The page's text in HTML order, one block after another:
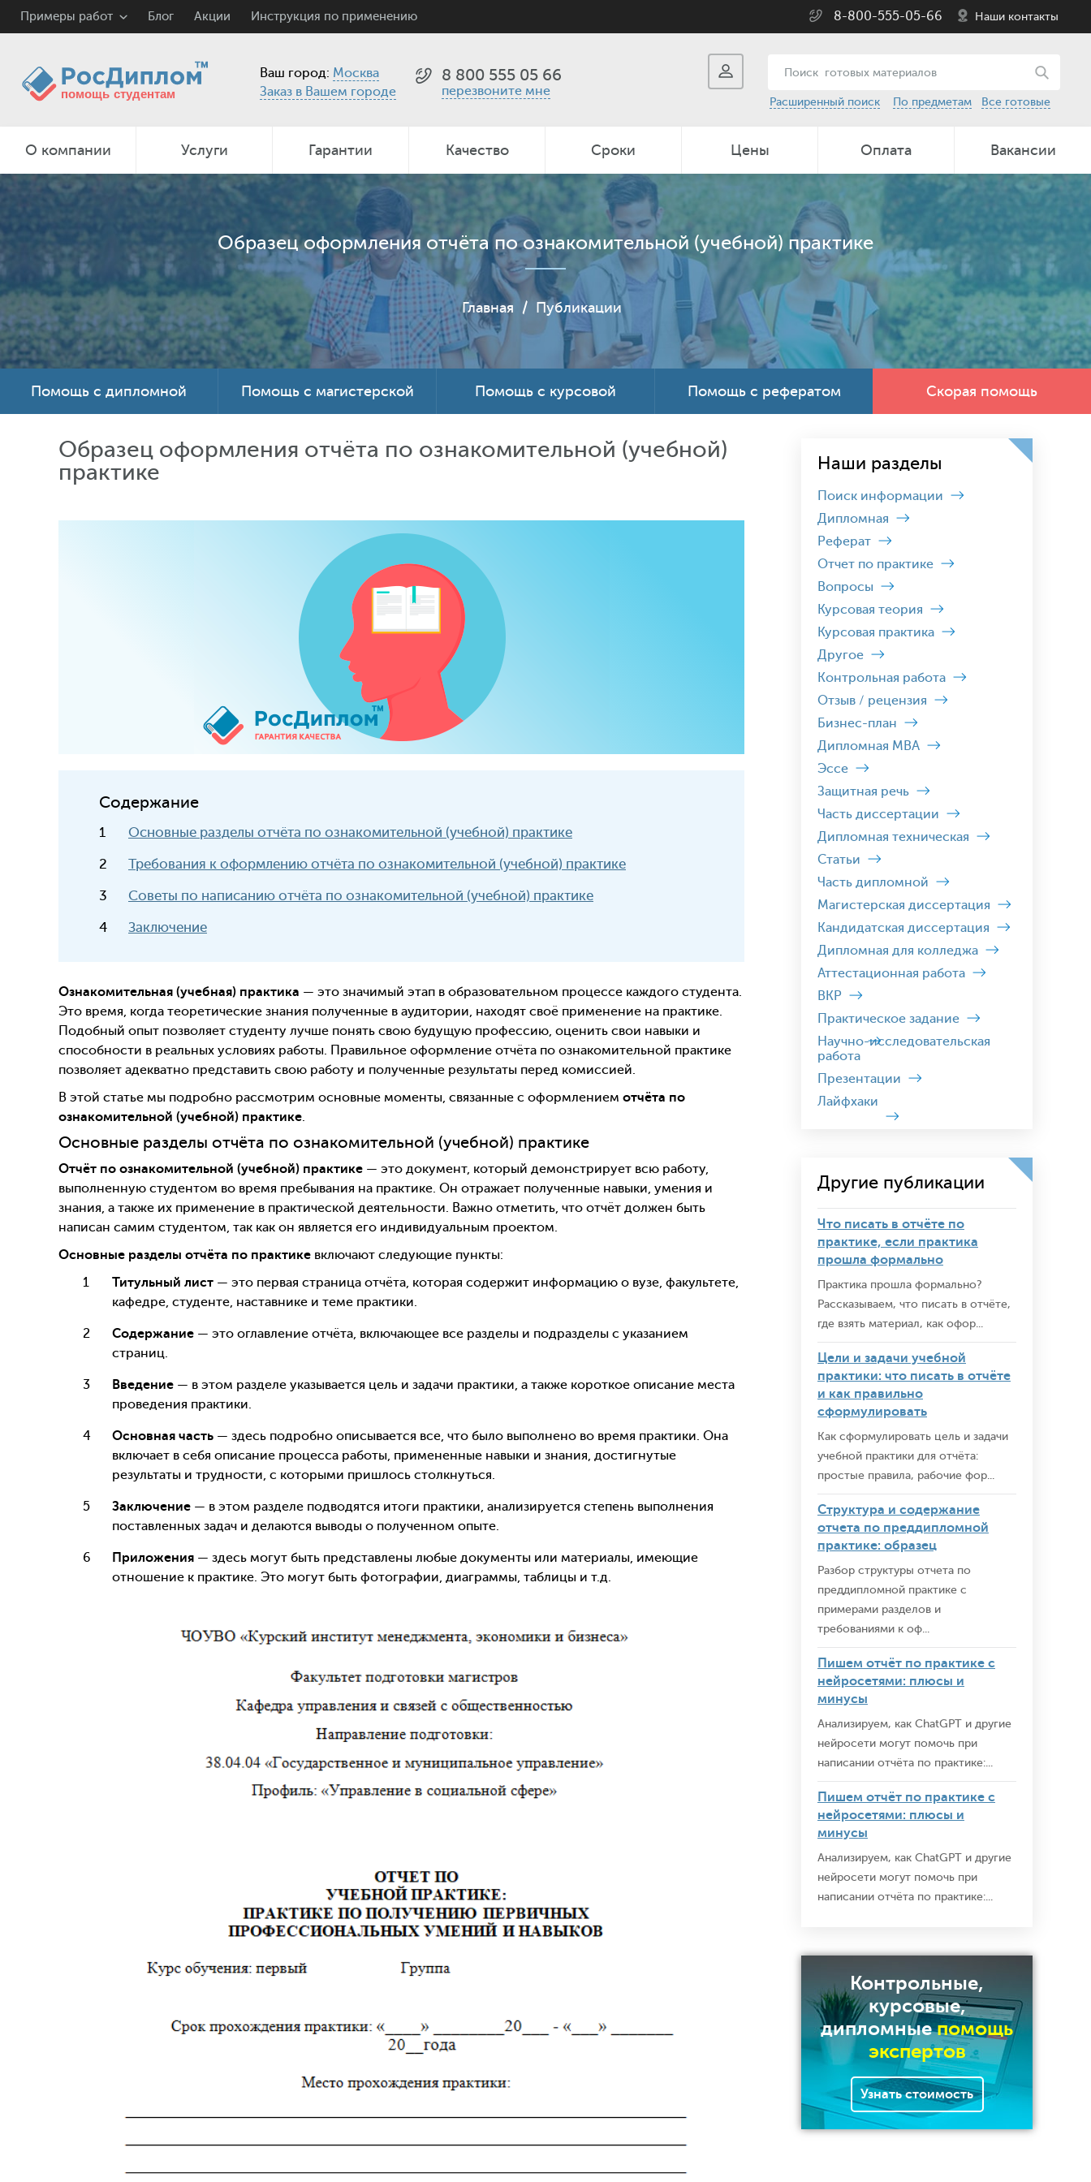
Примеры работ Блог Акции Инструкция по применению 8-800-555-05-66 Наши контакты
Ваш город: Москва
Заказ в Вашем городе
8 800 555 05 66
перезвоните мне
Расширенный поиск По предметам Все готовые
О компании Услуги Гарантии Качество Сроки Цены Оплата Вакансии
Образец оформления отчёта по ознакомительной (учебной) практике
Главная / Публикации
Помощь с дипломной Помощь с магистерской Помощь с курсовой Помощь с рефератом Скорая помощь
Образец оформления отчёта по ознакомительной (учебной)
практике
Содержание
Основные разделы отчёта по ознакомительной (учебной) практике
Требования к оформлению отчёта по ознакомительной (учебной) практике
Советы по написанию отчёта по ознакомительной (учебной) практике
Заключение
Ознакомительная (учебная) практика — это значимый этап в образовательном процессе каждого студента.
Это время, когда теоретические знания полученные в аудитории, находят своё применение на практике.
Подобный опыт позволяет студенту лучше понять свою будущую профессию, оценить свои навыки и
способности в реальных условиях работы. Правильное оформление отчёта по ознакомительной практике
позволяет адекватно представить свою работу и полученные результаты перед комиссией.
В этой статье мы подробно рассмотрим основные моменты, связанные с оформлением отчёта по
ознакомительной (учебной) практике.
Основные разделы отчёта по ознакомительной (учебной) практике
Отчёт по ознакомительной (учебной) практике — это документ, который демонстрирует всю работу,
выполненную студентом во время пребывания на практике. Он отражает полученные навыки, умения и
знания, а также их применение в практической деятельности. Важно отметить, что отчёт должен быть
написан самим студентом, так как он является его индивидуальным проектом.
Основные разделы отчёта по практике включают следующие пункты:
Титульный лист — это первая страница отчёта, которая содержит информацию о вузе, факультете,
кафедре, студенте, наставнике и теме практики.
Содержание — это оглавление отчёта, включающее все разделы и подразделы с указанием
страниц.
Введение — в этом разделе указывается цель и задачи практики, а также короткое описание места
проведения практики.
Основная часть — здесь подробно описывается все, что было выполнено во время практики. Она
включает в себя описание процесса работы, примененные навыки и знания, достигнутые
результаты и трудности, с которыми пришлось столкнуться.
Заключение — в этом разделе подводятся итоги практики, анализируется степень выполнения
поставленных задач и делаются выводы о полученном опыте.
Приложения — здесь могут быть представлены любые документы или материалы, имеющие
отношение к практике. Это могут быть фотографии, диаграммы, таблицы и т.д.
Наши разделы
Поиск информации
Дипломная
Реферат
Отчет по практике
Вопросы
Курсовая теория
Курсовая практика
Другое
Контрольная работа
Отзыв / рецензия
Бизнес-план
Дипломная MBA
Эссе
Защитная речь
Часть диссертации
Дипломная техническая
Статьи
Часть дипломной
Магистерская диссертация
Кандидатская диссертация
Дипломная для колледжа
Аттестационная работа
ВКР
Практическое задание
Научно-исследовательская
работа
Презентации
Лайфхаки
Другие публикации
Что писать в отчёте по
практике, если практика
прошла формально
Практика прошла формально?
Рассказываем, что писать в отчёте,
где взять материал, как офор...
Цели и задачи учебной
практики: что писать в отчёте
и как правильно
сформулировать
Как сформулировать цель и задачи
учебной практики для отчёта:
простые правила, рабочие фор...
Структура и содержание
отчета по преддипломной
практике: образец
Разбор структуры отчета по
преддипломной практике с
примерами разделов и
требованиями к оф...
Пишем отчёт по практике с
нейросетями: плюсы и
минусы
Анализируем, как ChatGPT и другие
нейросети могут помочь при
написании отчёта по практике:...
Пишем отчёт по практике с
нейросетями: плюсы и
минусы
Анализируем, как ChatGPT и другие
нейросети могут помочь при
написании отчёта по практике:...
Контрольные,
курсовые,
дипломныепомощь
экспертов
Узнать стоимость